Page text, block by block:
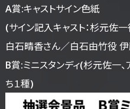
A賞:キャストサイン色紙
(サイン記入キャスト：杉元佐
白石晴香さん／白石由竹役
B賞:ミニスタンディ(杉元佐一
ち１種)